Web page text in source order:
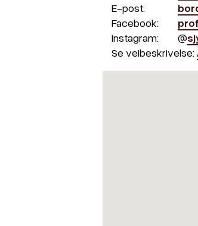
E-post:
Facebook:
Instagram:
@
Se veibeskrivelse: